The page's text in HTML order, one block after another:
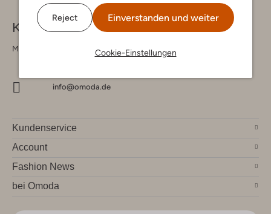
Reject Einverstanden und weiter
Cookie-Einstellungen
Kontakt
Montag - Freitag 09:00 - 17:00 uur
info@omoda.de
Kundenservice
Account
Fashion News
bei Omoda